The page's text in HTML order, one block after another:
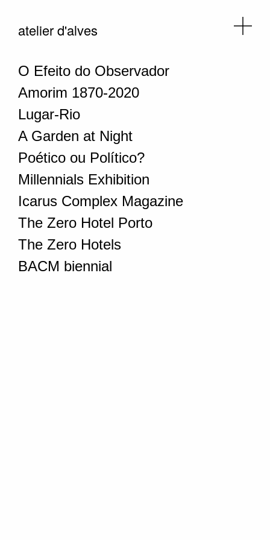
atelier d'alves
O Efeito do Observador
Amorim 1870-2020
Lugar-Rio
A Garden at Night
Poético ou Político?
Millennials Exhibition
Icarus Complex Magazine
The Zero Hotel Porto
The Zero Hotels
BACM biennial